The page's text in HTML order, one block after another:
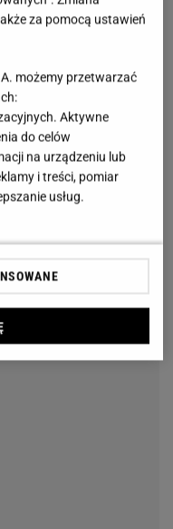
za pomocą ustawień
możemy przetwarzać
Aktywne
do celów
na urządzeniu lub
i treści, pomiar
usług.